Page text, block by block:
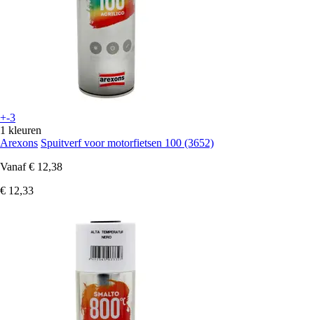
+-3
1 kleuren
Arexons Spuitverf voor motorfietsen 100 (3652)
Vanaf € 12,38
€ 12,33